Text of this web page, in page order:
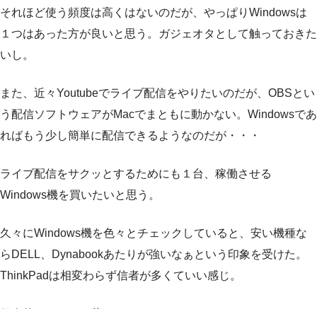
それほど使う頻度は高くはないのだが、やっぱりWindowsは
１つはあった方が良いと思う。ガジェオタとして触っておきた
いし。
また、近々Youtubeでライブ配信をやりたいのだが、OBSとい
う配信ソフトウェアがMacでまともに動かない。Windowsであ
ればもう少し簡単に配信できるようなのだが・・・
ライブ配信をサクッとするためにも１台、稼働させる
Windows機を買いたいと思う。
久々にWindows機を色々とチェックしていると、安い機種な
らDELL、Dynabookあたりが強いなぁという印象を受けた。
ThinkPadは相変わらず信者が多くていい感じ。